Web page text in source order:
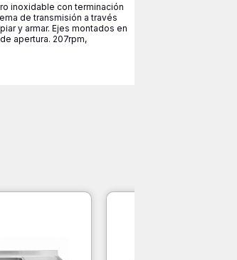
inoxidable con terminación
de transmisión a través
y armar. Ejes montados en
apertura. 207rpm,